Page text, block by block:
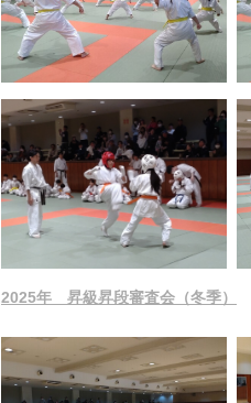
2025年 昇級昇段審査会（冬季）